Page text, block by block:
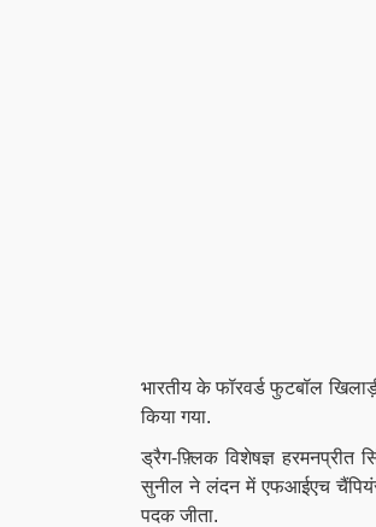
भारतीय के फॉरवर्ड फुटबॉल
किया गया.
ड्रैग-फ़्लिक विशेषज्ञ हरमनप्रीत
सुनील ने लंदन में एफआईएच चैंपियंस
पदक जीता.